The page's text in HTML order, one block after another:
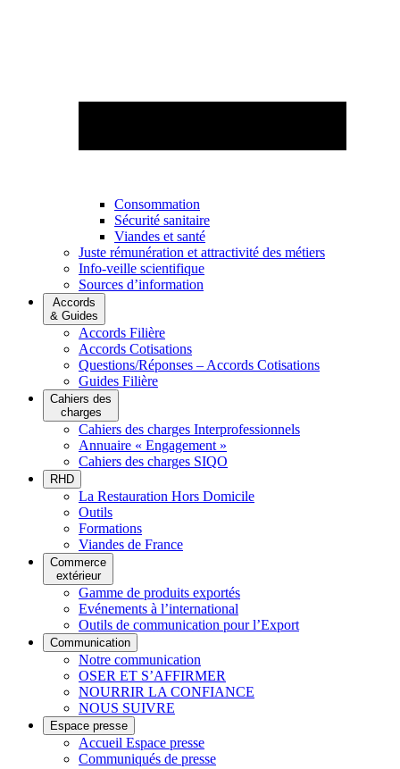
Consommation
Sécurité sanitaire
Viandes et santé
Juste rémunération et attractivité des métiers
Info-veille scientifique
Sources d’information
Accords
& Guides
Accords Filière
Accords Cotisations
Questions/Réponses – Accords Cotisations
Guides Filière
Cahiers des
charges
Cahiers des charges Interprofessionnels
Annuaire « Engagement »
Cahiers des charges SIQO
RHD
La Restauration Hors Domicile
Outils
Formations
Viandes de France
Commerce
extérieur
Gamme de produits exportés
Evénements à l’international
Outils de communication pour l’Export
Communication
Notre communication
OSER ET S’AFFIRMER
NOURRIR LA CONFIANCE
NOUS SUIVRE
Espace presse
Accueil Espace presse
Communiqués de presse